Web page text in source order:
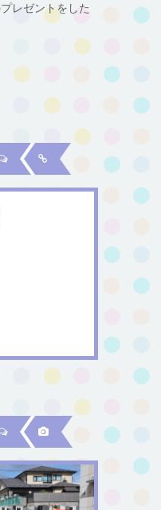
レゼントをした